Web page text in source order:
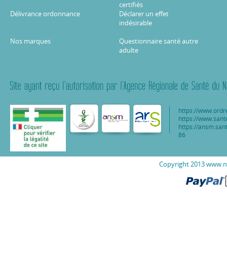
certifiés
Délivrance ordonnance
Déclarer un effet
indésirable
Nos marques
Questionnaire santé autre
adulte
https://
https://
https://
86
Copyright 2013